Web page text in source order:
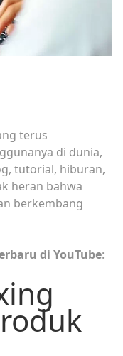
terus
di dunia,
tutorial, hiburan,
heran bahwa
berkembang
di YouTube: